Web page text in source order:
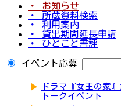
・ お知らせ
・ 所蔵資料検索
・ 利用案内
・ 貸出期間延長申請
・ ひとこと書評
イベント応募
▶
ドラマ『女王の家
トークイベント